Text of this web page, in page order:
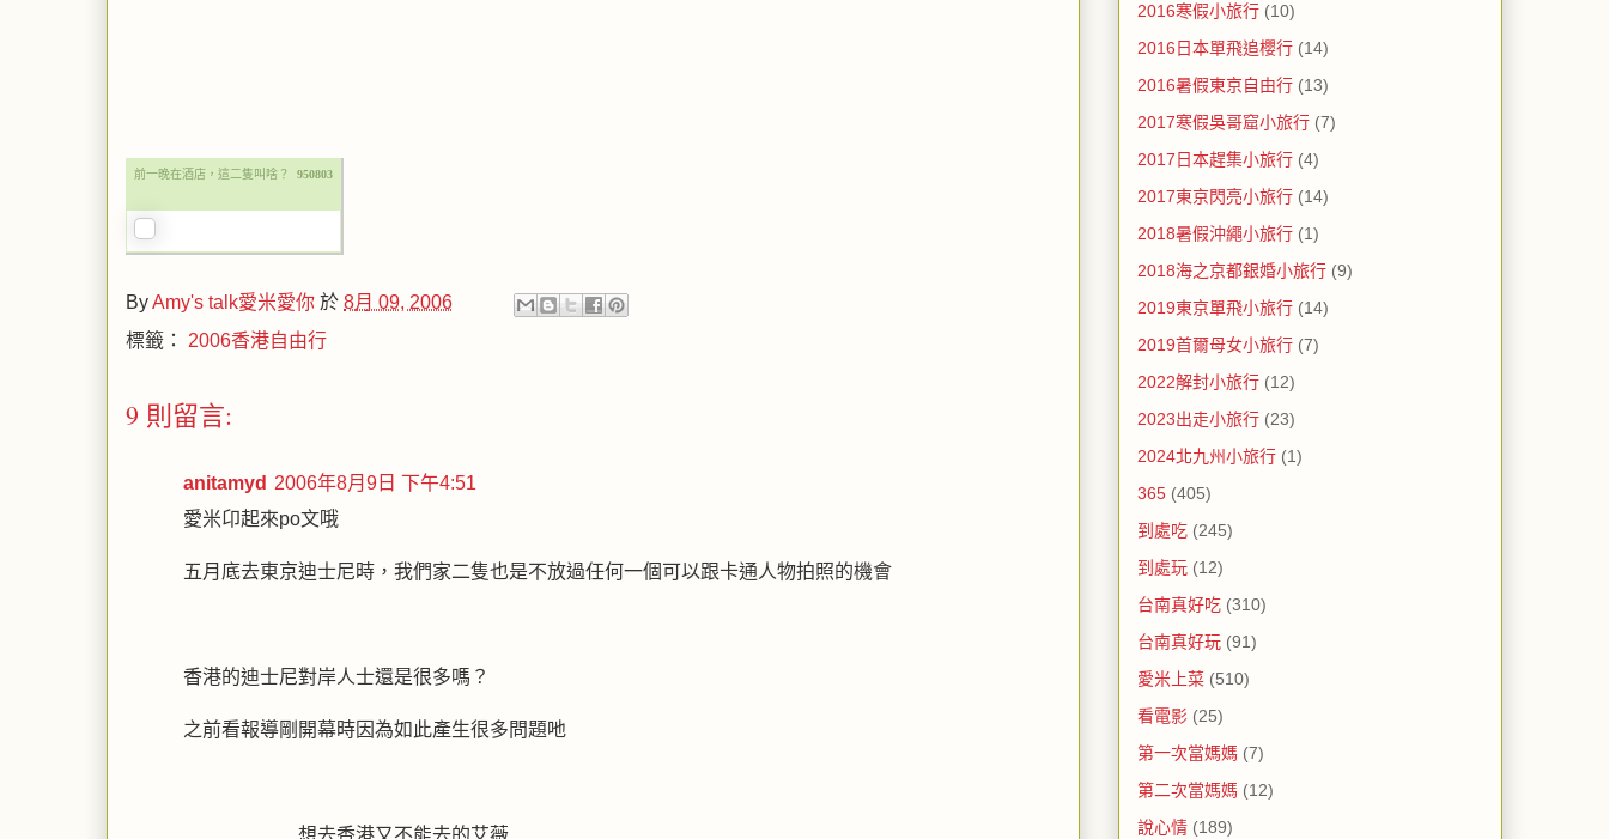
前一晚在酒店，這二隻叫啥？ 950803
ByAmy's talk愛米愛你 於 8月 09, 2006
標籤： 2006香港自由行
9 則留言:
anitamyd 2006年8月9日 下午4:51
愛米卬起來po文哦
五月底去東京迪士尼時，我們家二隻也是不放過任何一個可以跟卡通人物拍照的機會
香港的迪士尼對岸人士還是很多嗎？
之前看報導剛開幕時因為如此產生很多問題吔
想去香港又不能去的艾薇
2016寒假小旅行 (10)
2016日本單飛追櫻行 (14)
2016暑假東京自由行 (13)
2017寒假吳哥窟小旅行 (7)
2017日本趕集小旅行 (4)
2017東京閃亮小旅行 (14)
2018暑假沖繩小旅行 (1)
2018海之京都銀婚小旅行 (9)
2019東京單飛小旅行 (14)
2019首爾母女小旅行 (7)
2022解封小旅行 (12)
2023出走小旅行 (23)
2024北九州小旅行 (1)
365 (405)
到處吃 (245)
到處玩 (12)
台南真好吃 (310)
台南真好玩 (91)
愛米上菜 (510)
看電影 (25)
第一次當媽媽 (7)
第二次當媽媽 (12)
說心情 (189)